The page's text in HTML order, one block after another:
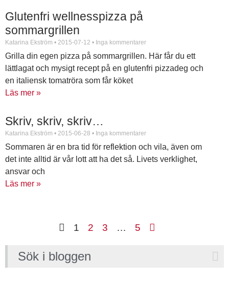
Glutenfri wellnesspizza på
sommargrillen
Katarina Ekström 2015-07-12 Inga kommentarer
Grilla din egen pizza på sommargrillen. Här får du ett
lättlagat och mysigt recept på en glutenfri pizzadeg och
en italiensk tomatröra som får köket
Läs mer »
Skriv, skriv, skriv…
Katarina Ekström 2015-06-28 Inga kommentarer
Sommaren är en bra tid för reflektion och vila, även om
det inte alltid är vår lott att ha det så. Livets verklighet,
ansvar och
Läs mer »
1 2 3 … 5
Sök i bloggen